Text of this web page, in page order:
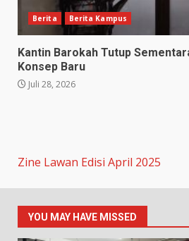
Berita Berita Kampus
Kantin Barokah Tutup
Konsep Baru
Juli 28, 2026
Zine Lawan Edisi April 2025
YOU MAY HAVE MISSED